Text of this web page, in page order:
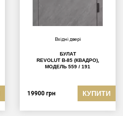
Вхідні двері
БУЛАТ
REVOLUT В-85 (КВАДРО),
МОДЕЛЬ 559 / 191
19900 грн КУПИТИ